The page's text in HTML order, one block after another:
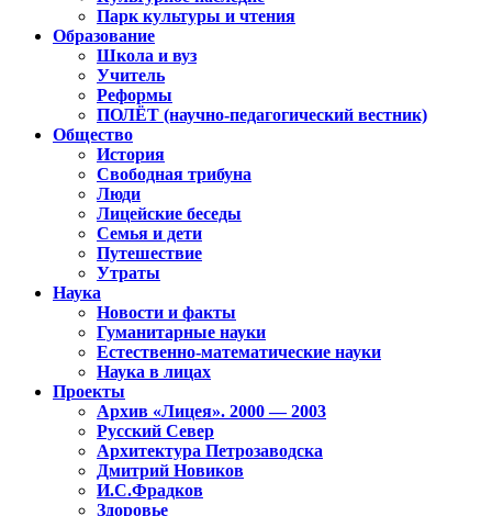
Парк культуры и чтения
Образование
Школа и вуз
Учитель
Реформы
ПОЛЁТ (научно-педагогический вестник)
Общество
История
Свободная трибуна
Люди
Лицейские беседы
Семья и дети
Путешествие
Утраты
Наука
Новости и факты
Гуманитарные науки
Естественно-математические науки
Наука в лицах
Проекты
Архив «Лицея». 2000 — 2003
Русский Север
Архитектура Петрозаводска
Дмитрий Новиков
И.С.Фрадков
Здоровье